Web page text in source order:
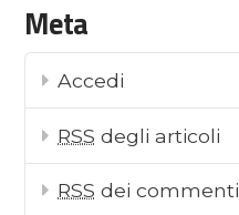
Meta
Accedi
RSS degli articoli
RSS dei commenti